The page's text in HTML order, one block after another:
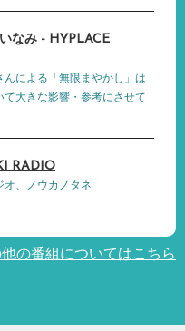
なみ - HYPLACE
んによる「無限まやかし」は
大きな影響・参考にさせて
RADIO
オ、ノウカノタネ
の番組についてはこちら